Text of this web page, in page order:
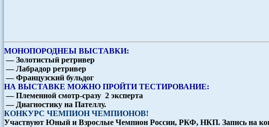
МОНОПОРОДНЕЫ ВЫСТАВКИ:
— Золотистый ретривер
— Лабрадор ретривер
— Французский бульдог
НА ВЫСТАВКЕ МОЖНО ПРОЙТИ ТЕСТИРОВАНИЕ:
— Племенной смотр-сразу 2 эксперта
— Диагностику на Пателлу.
КОНКУРС ЧЕМПИОН ЧЕМПИОНОВ!
Участвуют Юный и Взрослые Чемпион России, РКФ, НКП. Запись на